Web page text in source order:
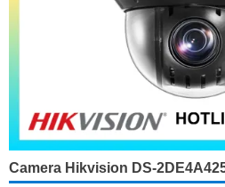
Camera Hikvision DS-